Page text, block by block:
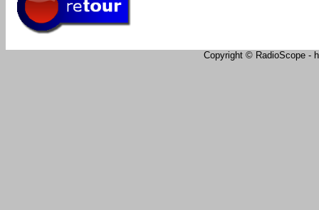
Copyright © RadioScope -